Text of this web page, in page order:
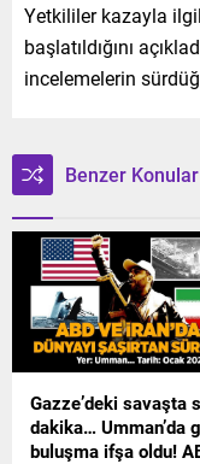
Yetkililer kazayla
başlatıldığını
incelemelerin
Benzer Konular
Gazze’deki savaşta
dakika… Umman’da
buluşma ifşa oldu!